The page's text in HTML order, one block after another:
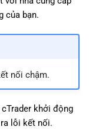
Tiếng Việt
한국어
日本語
Français
của bạn.
nối chậm.
khởi động
lỗi kết nối.